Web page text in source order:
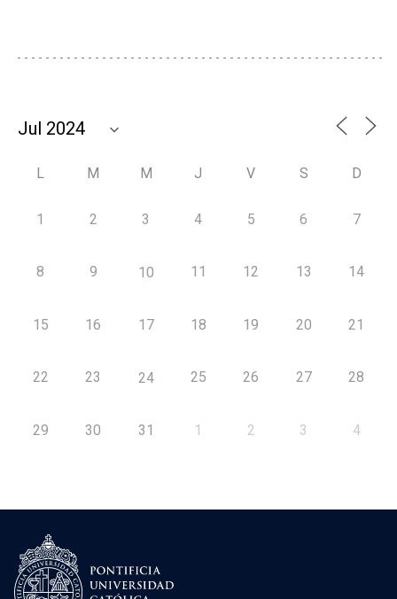
L M M J V S D
1 2 3 4 5 6 7
8 9 10 11 12 13 14
15 16 17 18 19 20 21
22 23 24 25 26 27 28
29 30 31 1 2 3 4